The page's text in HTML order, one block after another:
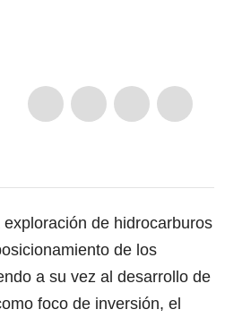
de hidrocarburos
de los
a su vez al desarrollo de
foco de inversión, el